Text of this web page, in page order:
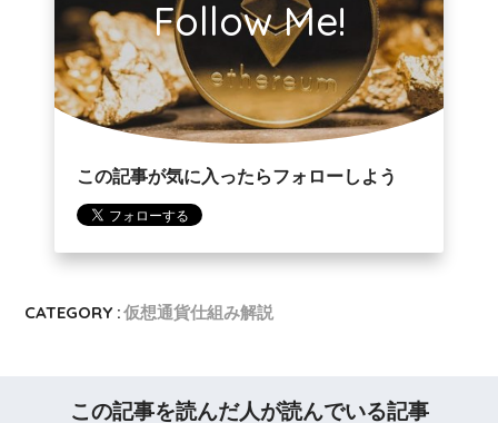
Follow Me!
この記事が気に入ったらフォローしよう
CATEGORY :仮想通貨仕組み解説
この記事を読んだ人が読んでいる記事